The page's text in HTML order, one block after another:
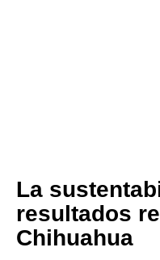
La
resultados
Chihuahua